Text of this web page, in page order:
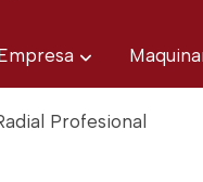
Profesional